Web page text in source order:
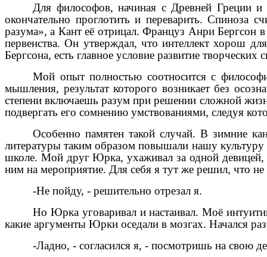
Для философов, начиная с Древней Греции
окончательно проглотить и переварить. Спиноза
разума», а Кант её отрицал. Француз Анри Бергсон
первенства. Он утверждал, что интеллект хорош
Бергсона, есть главное условие развитие
Мой опыт полностью соотносится с
мышления, результат которого возникает без
степени включаешь разум при решении сложной
подвергать его сомнению умствованиями, следуя
Особенно памятен такой случай. В зимние
литературы таким образом повышали нашу
школе. Мой друг Юрка, ухаживал за одной девицей,
ним на мероприятие. Для себя я тут же решил, что
-Не пойду, - решительно отрезал я.
Но Юрка уговаривал и настаивал. Моё
какие аргументы Юрки оседали в мозгах. Начался
-Ладно, - согласился я, - посмотришь на свою